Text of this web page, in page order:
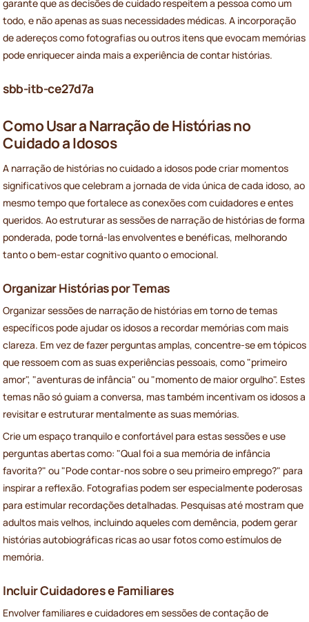
garante que as decisões de cuidado respeitem a pessoa como um
todo, e não apenas as suas necessidades médicas. A incorporação
de adereços como fotografias ou outros itens que evocam memórias
pode enriquecer ainda mais a experiência de contar histórias.
sbb-itb-ce27d7a
Como Usar a Narração de Histórias no
Cuidado a Idosos
A narração de histórias no cuidado a idosos pode criar momentos
significativos que celebram a jornada de vida única de cada idoso, ao
mesmo tempo que fortalece as conexões com cuidadores e entes
queridos. Ao estruturar as sessões de narração de histórias de forma
ponderada, pode torná-las envolventes e benéficas, melhorando
tanto o bem-estar cognitivo quanto o emocional.
Organizar Histórias por Temas
Organizar sessões de narração de histórias em torno de temas
específicos pode ajudar os idosos a recordar memórias com mais
clareza. Em vez de fazer perguntas amplas, concentre-se em tópicos
que ressoem com as suas experiências pessoais, como "primeiro
amor", "aventuras de infância" ou "momento de maior orgulho". Estes
temas não só guiam a conversa, mas também incentivam os idosos a
revisitar e estruturar mentalmente as suas memórias.
Crie um espaço tranquilo e confortável para estas sessões e use
perguntas abertas como: "Qual foi a sua memória de infância
favorita?" ou "Pode contar-nos sobre o seu primeiro emprego?" para
inspirar a reflexão. Fotografias podem ser especialmente poderosas
para estimular recordações detalhadas. Pesquisas até mostram que
adultos mais velhos, incluindo aqueles com demência, podem gerar
histórias autobiográficas ricas ao usar fotos como estímulos de
memória.
Incluir Cuidadores e Familiares
Envolver familiares e cuidadores em sessões de contação de